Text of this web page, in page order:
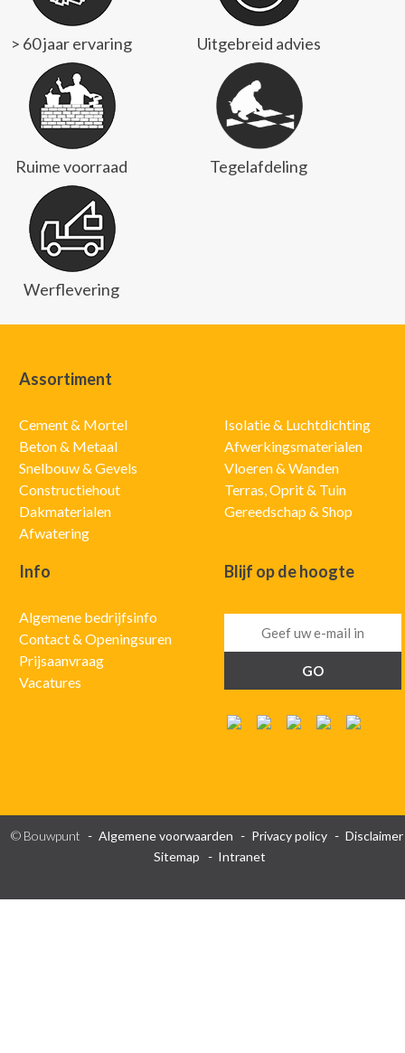
> 60 jaar ervaring Uitgebreid advies
Ruime voorraad Tegelafdeling
Werflevering
Assortiment
Cement & Mortel
Beton & Metaal
Snelbouw & Gevels
Constructiehout
Dakmaterialen
Afwatering
Isolatie & Luchtdichting
Afwerkingsmaterialen
Vloeren & Wanden
Terras, Oprit & Tuin
Gereedschap & Shop
Info
Algemene bedrijfsinfo
Contact & Openingsuren
Prijsaanvraag
Vacatures
Blijf op de hoogte
© Bouwpunt Algemene voorwaarden Privacy policy
Disclaimer
Sitemap
Intranet